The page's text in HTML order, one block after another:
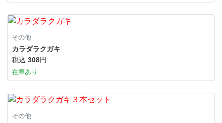
その他
カラダラクガキ
税込 308円
在庫あり
その他